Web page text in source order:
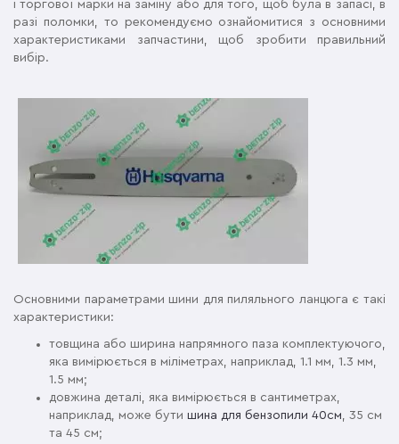
і торгової марки на заміну або для того, щоб була в запасі, в
разі поломки, то рекомендуємо ознайомитися з основними
характеристиками запчастини, щоб зробити правильний
вибір.
Основними параметрами шини для пиляльного ланцюга є такі
характеристики:
товщина або ширина напрямного паза комплектуючого,
яка вимірюється в міліметрах, наприклад, 1.1 мм, 1.3 мм,
1.5 мм;
довжина деталі, яка вимірюється в сантиметрах,
наприклад, може бути шина для бензопили 40см, 35 см
та 45 см;